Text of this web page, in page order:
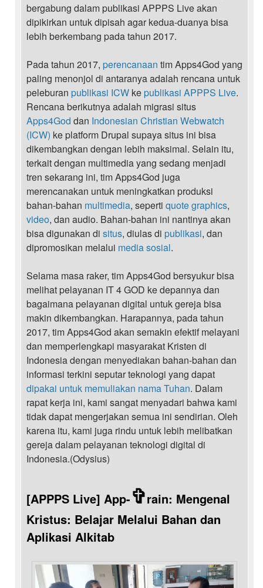
bergabung dalam publikasi APPPS Live akan
dipikirkan untuk dipisah agar kedua-duanya bisa
lebih berkembang pada tahun 2017.
Pada tahun 2017, perencanaan tim Apps4God yang
paling menonjol di antaranya adalah rencana untuk
peleburan publikasi ICW kepublikasi APPPS Live.
Rencana berikutnya adalah migrasi situs
Apps4God dan Indonesian Christian Webwatch
(ICW) ke platform Drupal supaya situs ini bisa
dikembangkan dengan lebih maksimal. Selain itu,
terkait dengan multimedia yang sedang menjadi
tren sekarang ini, tim Apps4God juga
merencanakan untuk meningkatkan produksi
bahan-bahan multimedia, seperti quote graphics,
video, dan audio. Bahan-bahan ini nantinya akan
bisa digunakan di situs, diulas di publikasi, dan
dipromosikan melalui media sosial.
Selama masa raker, tim Apps4God bersyukur bisa
melihat pelayanan IT 4 GOD ke depannya dan
bagaimana pelayanan digital untuk gereja bisa
makin dikembangkan. Harapannya, pada tahun
2017, tim Apps4God akan semakin efektif melayani
dan memperlengkapi masyarakat Kristen di
Indonesia dengan menyediakan bahan-bahan dan
informasi terkini seputar teknologi yang dapat
dipakai untuk memuliakan nama Tuhan. Dalam
rapat kerja ini, kami sangat menyadari bahwa kami
tidak dapat mengerjakan semua ini sendirian. Oleh
karena itu, kami juga rindu untuk lebih melibatkan
gereja dalam pelayanan teknologi digital di
Indonesia.(Odysius)
[APPPS Live] App-✞rain: Mengenal
Kristus: Belajar Melalui Bahan dan
Aplikasi Alkitab